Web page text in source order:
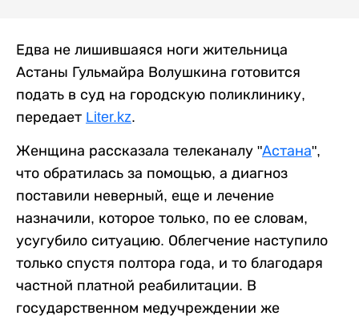
Едва не лишившаяся ноги жительница
Астаны Гульмайра Волушкина готовится
подать в суд на городскую поликлинику,
передает Liter.kz.
Женщина рассказала телеканалу "Астана",
что обратилась за помощью, а диагноз
поставили неверный, еще и лечение
назначили, которое только, по ее словам,
усугубило ситуацию. Облегчение наступило
только спустя полтора года, и то благодаря
частной платной реабилитации. В
государственном медучреждении же